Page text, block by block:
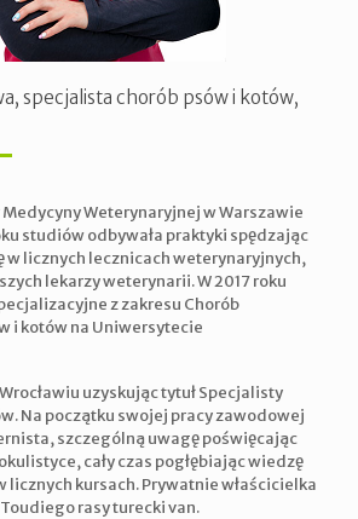
specjalista chorób psów i kotów,
Medycyny Weterynaryjnej w Warszawie
studiów odbywała praktyki spędzając
w licznych lecznicach weterynaryjnych,
lekarzy weterynarii. W 2017 roku
z zakresu Chorób
i kotów na Uniwersytecie
uzyskując tytuł Specjalisty
Na początku swojej pracy zawodowej
szczególną uwagę poświęcając
cały czas pogłębiając wiedzę
licznych kursach. Prywatnie właścicielka
rasy turecki van.